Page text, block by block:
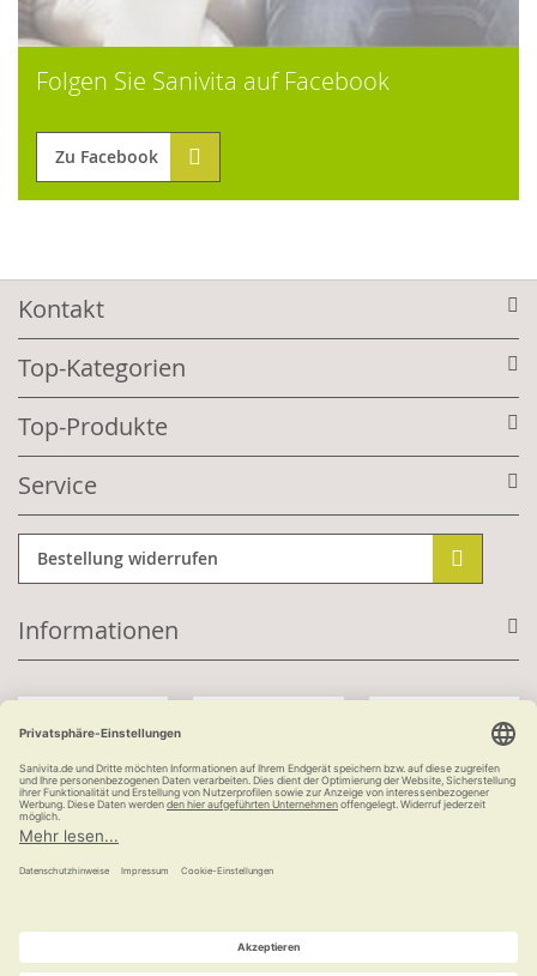
Folgen Sie Sanivita auf Facebook
Zu Facebook
Kontakt
Top-Kategorien
Top-Produkte
Service
Bestellung widerrufen
Informationen
Kauf auf Rechnung
versandkostenfrei